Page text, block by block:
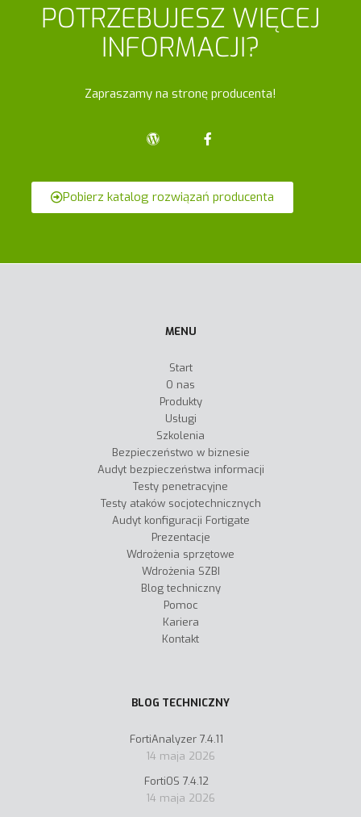
POTRZEBUJESZ WIĘCEJ
INFORMACJI?
Zapraszamy na stronę producenta!
Pobierz katalog rozwiązań producenta
MENU
Start
O nas
Produkty
Usługi
Szkolenia
Bezpieczeństwo w biznesie
Audyt bezpieczeństwa informacji
Testy penetracyjne
Testy ataków socjotechnicznych
Audyt konfiguracji Fortigate
Prezentacje
Wdrożenia sprzętowe
Wdrożenia SZBI
Blog techniczny
Pomoc
Kariera
Kontakt
BLOG TECHNICZNY
FortiAnalyzer 7.4.11
14 maja 2026
FortiOS 7.4.12
14 maja 2026